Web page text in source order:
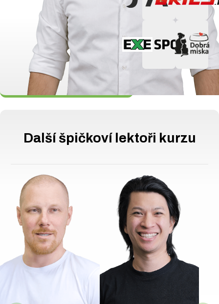
tedy čeho bát, naši
lektoři jsou
profesionálové a na
zkoušku vás
perfektně připraví
a v případě opravného
pokusu od nás
dostanete individuální
Další špičkoví lektoři kurzu